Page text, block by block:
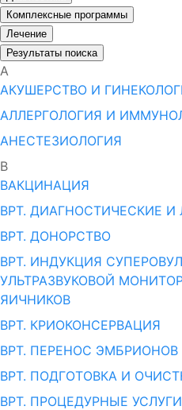
Комплексные программы
Лечение
Результаты поиска
А
АКУШЕРСТВО И
АЛЛЕРГОЛОГИЯ И
АНЕСТЕЗИОЛОГИЯ
В
ВАКЦИНАЦИЯ
ВРТ. ДИАГНОСТИЧЕСКИЕ
ВРТ. ДОНОРСТВО
ВРТ. ИНДУКЦИЯ
УЛЬТРАЗВУКОВОЙ
ЯИЧНИКОВ
ВРТ. КРИОКОНСЕРВАЦИЯ
ВРТ. ПЕРЕНОС
ВРТ. ПОДГОТОВКА И
ВРТ. ПРОЦЕДУРНЫЕ УСЛУГИ